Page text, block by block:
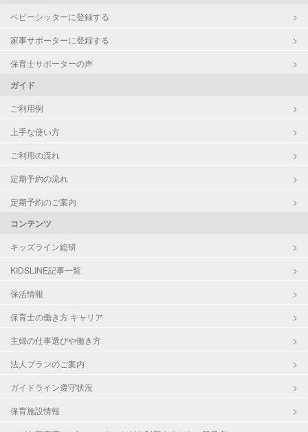
ベビーシッターに登録する
家事サポーターに登録する
保育士サポーターの声
ガイド
ご利用例
上手な使い方
ご利用の流れ
定期予約の流れ
定期予約のご案内
コンテンツ
キッズライン総研
KIDSLINE記事一覧
保活情報
保育士の働き方 キャリア
主婦の仕事選びや働き方
法人プランのご案内
ガイドライン遵守状況
保育施設情報